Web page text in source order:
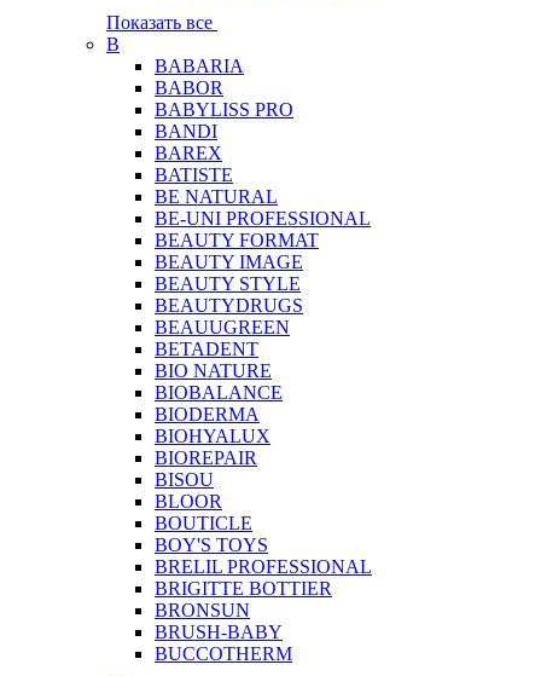
Показать все
B
BABARIA
BABOR
BABYLISS PRO
BANDI
BAREX
BATISTE
BE NATURAL
BE-UNI PROFESSIONAL
BEAUTY FORMAT
BEAUTY IMAGE
BEAUTY STYLE
BEAUTYDRUGS
BEAUUGREEN
BETADENT
BIO NATURE
BIOBALANCE
BIODERMA
BIOHYALUX
BIOREPAIR
BISOU
BLOOR
BOUTICLE
BOY'S TOYS
BRELIL PROFESSIONAL
BRIGITTE BOTTIER
BRONSUN
BRUSH-BABY
BUCCOTHERM